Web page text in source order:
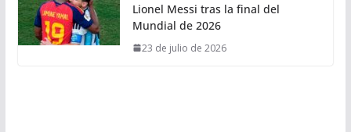
Lionel Messi tras la final del
Mundial de 2026
23 de julio de 2026